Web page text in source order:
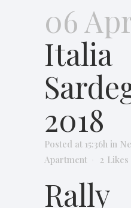
06
Italia
2018
Posted at 15:36h in
Apartment
2 Likes
Rally